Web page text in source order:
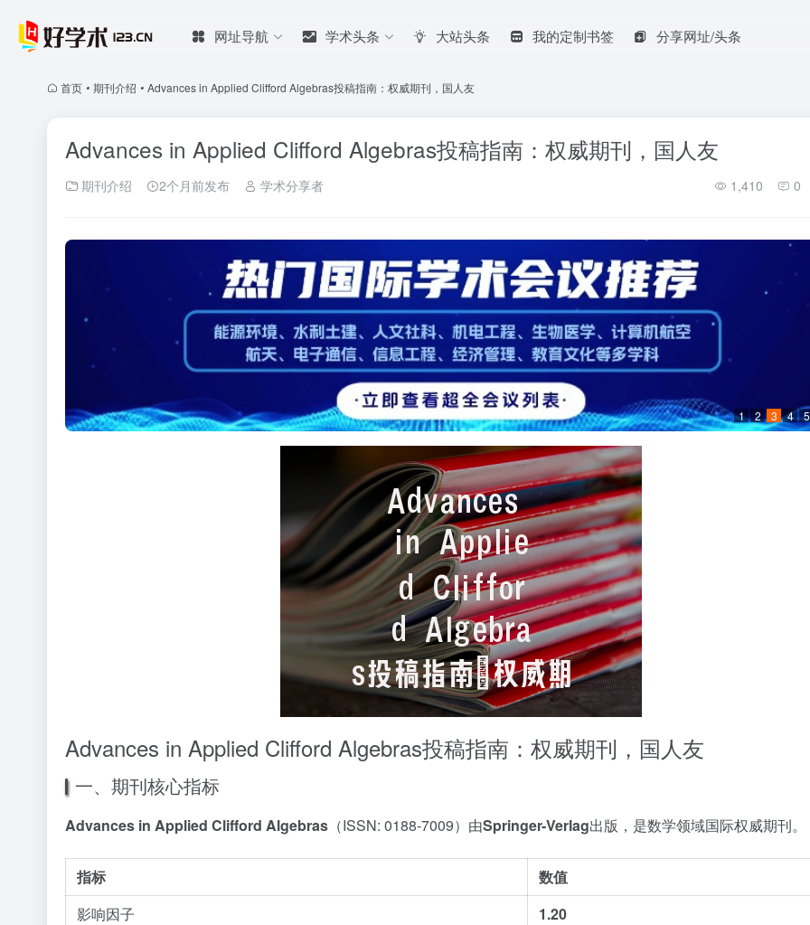
网址导航 学术头条 大站头条 我的定制书签 分享网址/头条
首页 • 期刊介绍 • Advances in Applied Clifford Algebras投稿指南：权威期刊，国人友
Advances in Applied Clifford Algebras投稿指南：权威期刊，国人友
期刊介绍 2个月前发布 学术分享者 1,410 0
1 2 3 4 5
Advances in Applied Clifford Algebras投稿指南：权威期刊，国人友
一、期刊核心指标
Advances in Applied Clifford Algebras （ISSN: 0188-7009）由Springer-Verlag出版，是数学领域国际权威期刊。
指标
数值
影响因子
1.20